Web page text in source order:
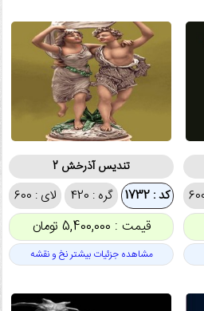
تندیس آذرخش 2
کد : 1732 گره : 420 لای : 600
قیمت : 5,400,000 تومان
مشاهده جزئیات بیشتر نخ و نقشه